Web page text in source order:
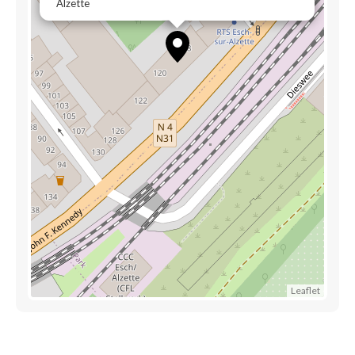
Alzette
Leaflet